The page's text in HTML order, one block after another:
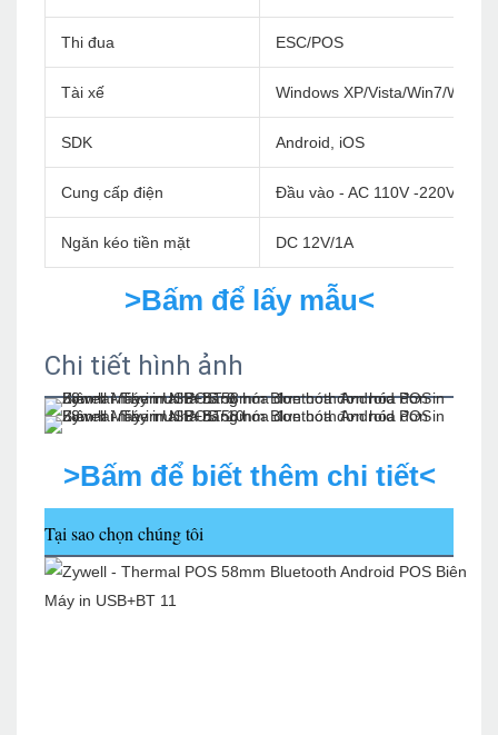
Thi đua ESC/POS
Tài xế Windows XP/Vista/Win7/Win8/
SDK Android, iOS
Cung cấp điện Đầu vào - AC 110V -220V 50/
Ngăn kéo tiền mặt DC 12V/1A
>Bấm để lấy mẫu<
Chi tiết hình ảnh
>Bấm để biết thêm chi tiết<
Tại sao chọn chúng tôi